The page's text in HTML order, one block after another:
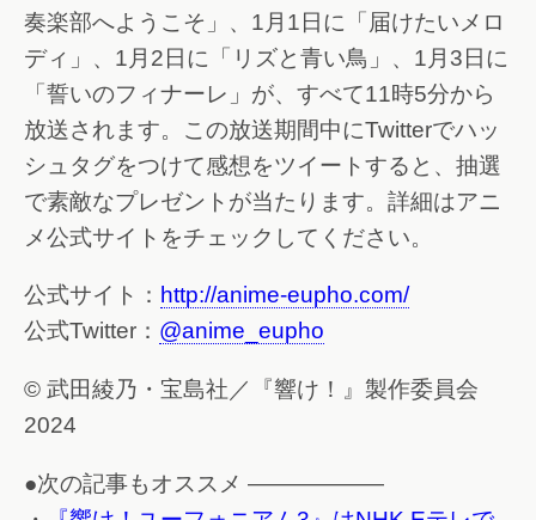
奏楽部へようこそ」、1月1日に「届けたいメロ
ディ」、1月2日に「リズと青い鳥」、1月3日に
「誓いのフィナーレ」が、すべて11時5分から
放送されます。この放送期間中にTwitterでハッ
シュタグをつけて感想をツイートすると、抽選
で素敵なプレゼントが当たります。詳細はアニ
メ公式サイトをチェックしてください。
公式サイト： http://anime-eupho.com/
公式Twitter： @anime_eupho
© 武田綾乃・宝島社／『響け！』製作委員会
2024
●次の記事もオススメ ——————